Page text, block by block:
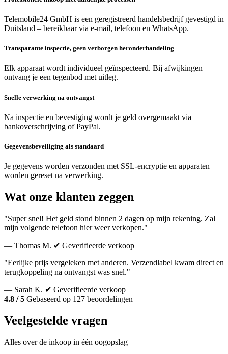
Telemobile24 GmbH is een geregistreerd handelsbedrijf gevestigd in
Duitsland – bereikbaar via e-mail, telefoon en WhatsApp.
Transparante inspectie, geen verborgen heronderhandeling
Elk apparaat wordt individueel geïnspecteerd. Bij afwijkingen
ontvang je een tegenbod met uitleg.
Snelle verwerking na ontvangst
Na inspectie en bevestiging wordt je geld overgemaakt via
bankoverschrijving of PayPal.
Gegevensbeveiliging als standaard
Je gegevens worden verzonden met SSL-encryptie en apparaten
worden gereset na verwerking.
Wat onze klanten zeggen
"Super snel! Het geld stond binnen 2 dagen op mijn rekening. Zal
mijn volgende telefoon hier weer verkopen."
— Thomas M. ✔ Geverifieerde verkoop
"Eerlijke prijs vergeleken met anderen. Verzendlabel kwam direct en
terugkoppeling na ontvangst was snel."
— Sarah K. ✔ Geverifieerde verkoop
4.8 / 5 Gebaseerd op 127 beoordelingen
Veelgestelde vragen
Alles over de inkoop in één oogopslag